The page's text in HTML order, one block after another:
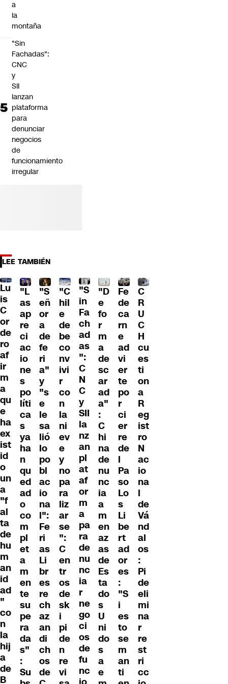
a
la
montaña
"Sin
Fachadas":
CNC
y
SII
lanzan
plataforma
para
denunciar
negocios
de
funcionamiento
irregular
LEE TAMBIÉN
Lu
is
C
or
de
ro
af
ir
m
a
qu
e
ha
ex
ist
id
o
un
a
"f
al
ta
de
hu
m
an
id
ad
"
co
n
la
hij
a
de
B
"L
as
ap
re
ci
ac
io
ne
s
po
líti
ca
s
ya
ha
n
qu
ed
ad
o
co
m
pl
et
a
m
en
te
su
pe
ra
da
s"
:
Su
"S
eñ
or
a
de
fe
ri
a"
y
"s
e
le
sa
lió
lo
po
bl
ac
io
na
l":
Fe
ri
as
Li
br
es
re
ch
az
an
di
ch
os
de
"C
hil
e
de
be
co
nv
ivi
r
co
n
la
ni
ev
e
y
no
pa
ra
liz
ar
se
":
C
en
tr
os
de
sk
i
pi
de
n
re
vi
"S
in
Fa
ch
ad
as
":
C
N
C
y
SII
la
nz
an
pl
at
af
or
m
a
pa
ra
de
nu
nc
ia
r
ne
go
ci
os
de
fu
nc
"D
e
fo
r
m
a
de
sc
ar
ad
a"
:
C
hi
na
de
nu
nc
ia
a
m
en
az
as
de
Es
ta
do
s
U
ni
do
s
a
e
Fe
de
ca
rn
e
ad
vi
er
te
po
r
ci
er
re
de
l
Pa
so
Lo
s
Li
be
rt
ad
or
es
:
"S
i
es
to
se
m
an
ti
C
R
U
C
H
cu
es
ti
on
a
R
eg
ist
ro
N
ac
io
na
l
de
Vá
nd
al
os
:
Pi
de
eli
mi
na
r
re
st
ri
cc